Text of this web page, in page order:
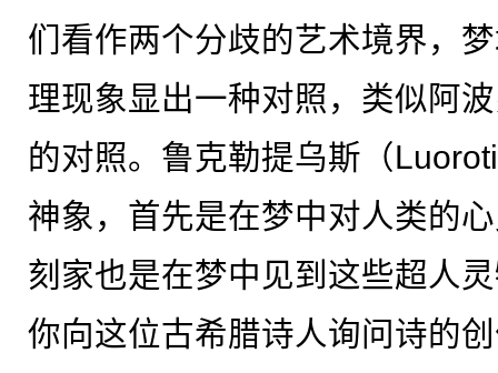
们看作两个分歧的艺术境界，
理现象显出一种对照，类似阿
的对照。鲁克勒提乌斯（
神象，首先是在梦中对人类的
刻家也是在梦中见到这些超人
你向这位古希腊诗人询问诗的